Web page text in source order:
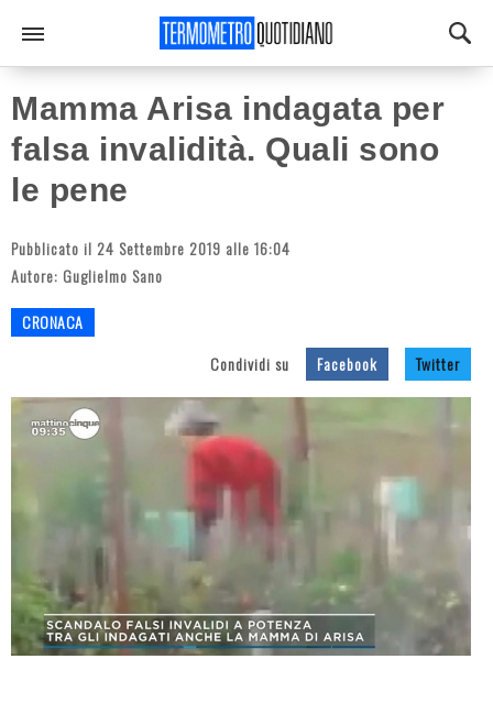
Mamma Arisa indagata per
falsa invalidità. Quali sono
le pene
Pubblicato il 24 Settembre 2019 alle 16:04
Autore: Guglielmo Sano
CRONACA
Condividi su
Facebook Twitter